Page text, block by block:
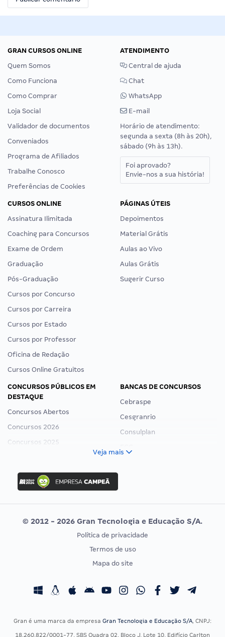
GRAN CURSOS ONLINE
Quem Somos
Como Funciona
Como Comprar
Loja Social
Validador de documentos
Conveniados
Programa de Afiliados
Trabalhe Conosco
Preferências de Cookies
ATENDIMENTO
Central de ajuda
Chat
WhatsApp
E-mail
Horário de atendimento:
segunda a sexta (8h às 20h),
sábado (9h às 13h).
Foi aprovado?
Envie-nos a sua história!
CURSOS ONLINE
Assinatura Ilimitada
Coaching para Concursos
Exame de Ordem
Graduação
Pós-Graduação
Cursos por Concurso
Cursos por Carreira
Cursos por Estado
Cursos por Professor
Oficina de Redação
Cursos Online Gratuitos
PÁGINAS ÚTEIS
Depoimentos
Material Grátis
Aulas ao Vivo
Aulas Grátis
Sugerir Curso
CONCURSOS PÚBLICOS EM
DESTAQUE
Concursos Abertos
Concursos 2026
Concursos 2025
Concurso Ibama
Concurso MPU
Editais publicados
BANCAS DE CONCURSOS
Cebraspe
Cesgranrio
Consulplan
Vunesp
CONCURSOS POR PROFISSÃO
Concursos Fiscais
EXAME DE ORDEM
Calendário OAB
Veja mais
© 2012 - 2026 Gran Tecnologia e Educação S/A.
Política de privacidade
Termos de uso
Mapa do site
Gran é uma marca da empresa Gran Tecnologia e Educação S/A, CNPJ:
18.260.822/0001-77, SBS Quadra 02, Bloco J, Lote 10, Edifício Carlton